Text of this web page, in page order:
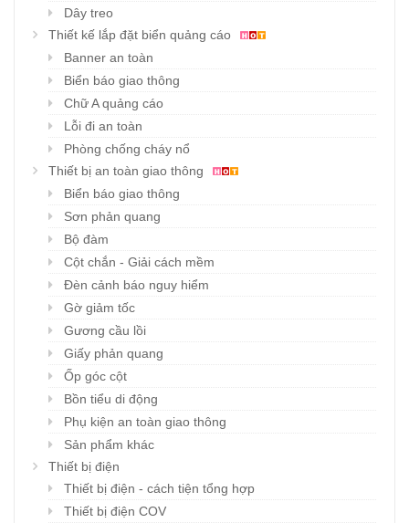
Dây treo
Thiết kế lắp đặt biển quảng cáo
Banner an toàn
Biển báo giao thông
Chữ A quảng cáo
Lỗi đi an toàn
Phòng chống cháy nổ
Thiết bị an toàn giao thông
Biển báo giao thông
Sơn phản quang
Bộ đàm
Cột chắn - Giải cách mềm
Đèn cảnh báo nguy hiểm
Gờ giảm tốc
Gương cầu lồi
Giấy phản quang
Ốp góc cột
Bồn tiểu di động
Phụ kiện an toàn giao thông
Sản phẩm khác
Thiết bị điện
Thiết bị điện - cách tiện tổng hợp
Thiết bị điện COV